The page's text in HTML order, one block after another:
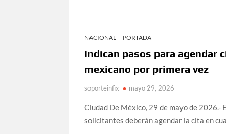
NACIONAL PORTADA
Indican pasos para agendar
mexicano por primera vez
soporteinfix mayo 29, 2026
Ciudad De México, 29 de mayo de 2026.-
solicitantes deberán agendar la cita en